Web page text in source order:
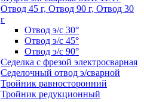
Отвод 45 г, Отвод 90 г, Отвод 30
г
Отвод э/с 30°
Отвод э/с 45°
Отвод э/с 90°
Седелка с фрезой электросварная
Седелочный отвод э/сварной
Тройник равносторонний
Тройник редукционный